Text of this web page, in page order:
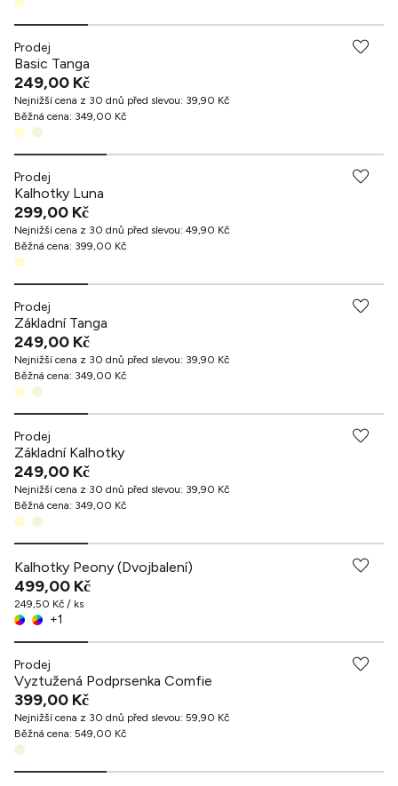
Prodej
Basic Tanga
249,00 Kč
Nejnižší cena z 30 dnů před slevou: 39,90 Kč
Běžná cena: 349,00 Kč
Prodej
Kalhotky Luna
299,00 Kč
Nejnižší cena z 30 dnů před slevou: 49,90 Kč
Běžná cena: 399,00 Kč
Prodej
Základní Tanga
249,00 Kč
Nejnižší cena z 30 dnů před slevou: 39,90 Kč
Běžná cena: 349,00 Kč
Prodej
Základní Kalhotky
249,00 Kč
Nejnižší cena z 30 dnů před slevou: 39,90 Kč
Běžná cena: 349,00 Kč
Kalhotky Peony (Dvojbalení)
499,00 Kč
249,50 Kč / ks
+1
Prodej
Vyztužená Podprsenka Comfie
399,00 Kč
Nejnižší cena z 30 dnů před slevou: 59,90 Kč
Běžná cena: 549,00 Kč